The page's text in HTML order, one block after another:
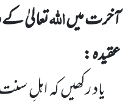
آخرت میںاللہتعالیٰ
عقیدہ :
یاد رکھیں کہ اہلِ